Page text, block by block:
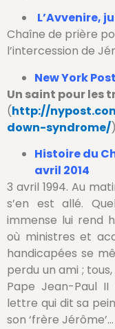
L’Avvenire,
Chaîne de prière
l’intercession de
New York
Un saint pour les
(http://
down-syndrome/)
Histoire du
avril 2014
3 avril 1994. Au
s’en est allé.
immense lui rend
où ministres et
handicapées se
perdu un ami ;
Pape Jean-Paul
lettre qui dit sa
son ‘frère Jérôme’…